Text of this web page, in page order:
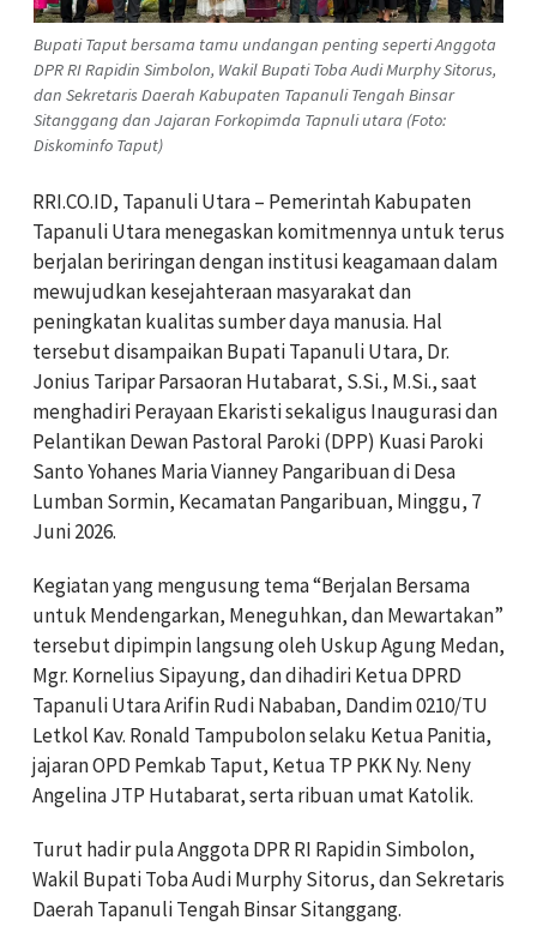
Bupati Taput bersama tamu undangan penting seperti Anggota
DPR RI Rapidin Simbolon, Wakil Bupati Toba Audi Murphy Sitorus,
dan Sekretaris Daerah Kabupaten Tapanuli Tengah Binsar
Sitanggang dan Jajaran Forkopimda Tapnuli utara (Foto:
Diskominfo Taput)
RRI.CO.ID, Tapanuli Utara – Pemerintah Kabupaten
Tapanuli Utara menegaskan komitmennya untuk terus
berjalan beriringan dengan institusi keagamaan dalam
mewujudkan kesejahteraan masyarakat dan
peningkatan kualitas sumber daya manusia. Hal
tersebut disampaikan Bupati Tapanuli Utara, Dr.
Jonius Taripar Parsaoran Hutabarat, S.Si., M.Si., saat
menghadiri Perayaan Ekaristi sekaligus Inaugurasi dan
Pelantikan Dewan Pastoral Paroki (DPP) Kuasi Paroki
Santo Yohanes Maria Vianney Pangaribuan di Desa
Lumban Sormin, Kecamatan Pangaribuan, Minggu, 7
Juni 2026.
Kegiatan yang mengusung tema “Berjalan Bersama
untuk Mendengarkan, Meneguhkan, dan Mewartakan”
tersebut dipimpin langsung oleh Uskup Agung Medan,
Mgr. Kornelius Sipayung, dan dihadiri Ketua DPRD
Tapanuli Utara Arifin Rudi Nababan, Dandim 0210/TU
Letkol Kav. Ronald Tampubolon selaku Ketua Panitia,
jajaran OPD Pemkab Taput, Ketua TP PKK Ny. Neny
Angelina JTP Hutabarat, serta ribuan umat Katolik.
Turut hadir pula Anggota DPR RI Rapidin Simbolon,
Wakil Bupati Toba Audi Murphy Sitorus, dan Sekretaris
Daerah Tapanuli Tengah Binsar Sitanggang.